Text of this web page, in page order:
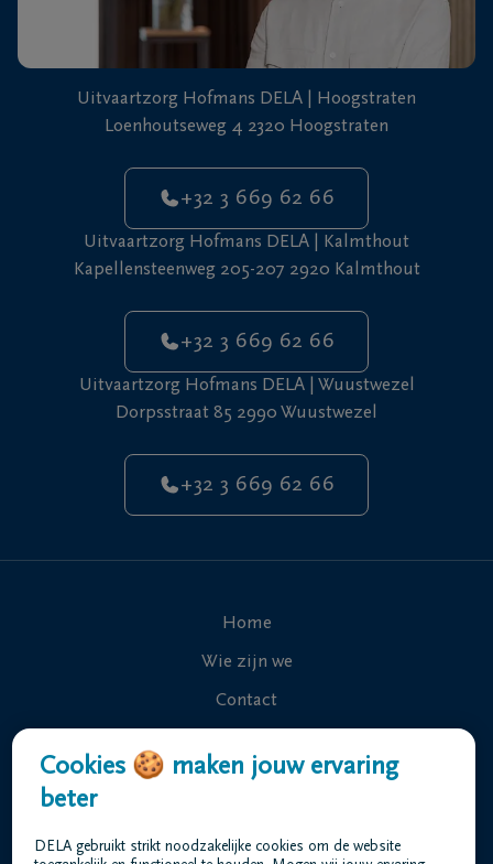
Uitvaartzorg Hofmans DELA | Hoogstraten
Loenhoutseweg 4 2320 Hoogstraten
+32 3 669 62 66
Uitvaartzorg Hofmans DELA | Kalmthout
Kapellensteenweg 205-207 2920 Kalmthout
+32 3 669 62 66
Uitvaartzorg Hofmans DELA | Wuustwezel
Dorpsstraat 85 2990 Wuustwezel
+32 3 669 62 66
Home
Wie zijn we
Contact
Overlijdensberichten
Veelgestelde vragen
Cookies 🍪 maken jouw ervaring
beter
DELA gebruikt strikt noodzakelijke cookies om de website